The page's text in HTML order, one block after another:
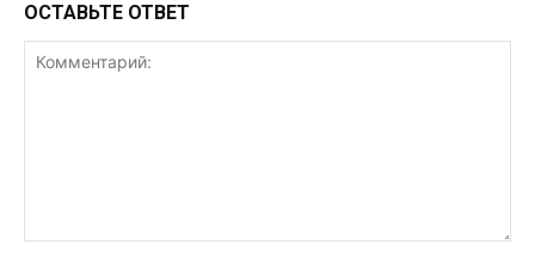
ОСТАВЬТЕ ОТВЕТ